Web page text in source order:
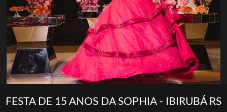
FESTA DE 15 ANOS DA SOPHIA - IBIRUBÁ RS